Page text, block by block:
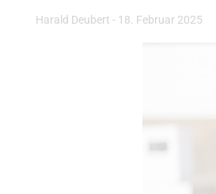
Harald Deubert - 18. Februar 2025